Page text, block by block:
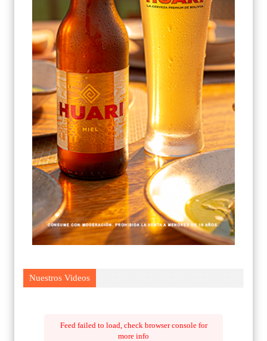
Nuestros Videos
Feed failed to load, check browser console for
more info